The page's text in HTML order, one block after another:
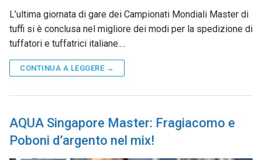
L’ultima giornata di gare dei Campionati Mondiali Master di
tuffi si è conclusa nel migliore dei modi per la spedizione di
tuffatori e tuffatrici italiane.…
CONTINUA A LEGGERE →
AQUA Singapore Master: Fragiacomo e
Poboni d’argento nel mix!